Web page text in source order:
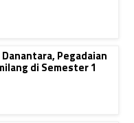
Pegadaian
di Semester 1